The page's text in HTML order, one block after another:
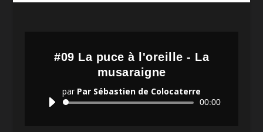
#09 La puce à l'oreille - La
musaraigne
par Par Sébastien de Colocaterre
Lecteur
00:00